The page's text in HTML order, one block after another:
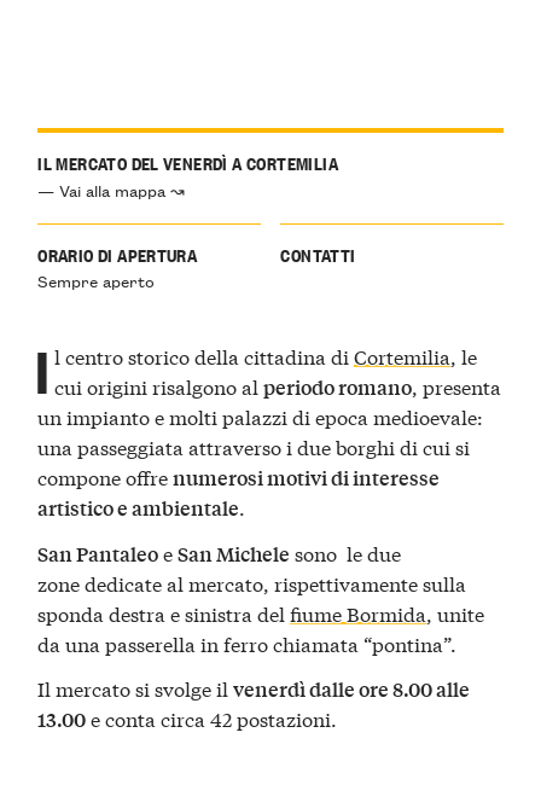
IL MERCATO DEL VENERDÌ A CORTEMILIA
— Vai alla mappa ↝
ORARIO DI APERTURA
Sempre aperto
CONTATTI
I l centro storico della cittadina diCortemilia, le
cui origini risalgono alperiodo romano, presenta
un impianto e molti palazzi di epoca medioevale:
una passeggiata attraverso i due borghi di cui si
compone offrenumerosi motivi di interesse
artistico e ambientale.
San PantaleoeSan Michele sono le due
zone dedicate al mercato, rispettivamente sulla
sponda destra e sinistra delfiume Bormida , unite
da una passerella in ferro chiamata “pontina”.
Il mercato si svolge ilvenerdì dalle ore 8.00 alle
13.00e conta circa 42 postazioni.